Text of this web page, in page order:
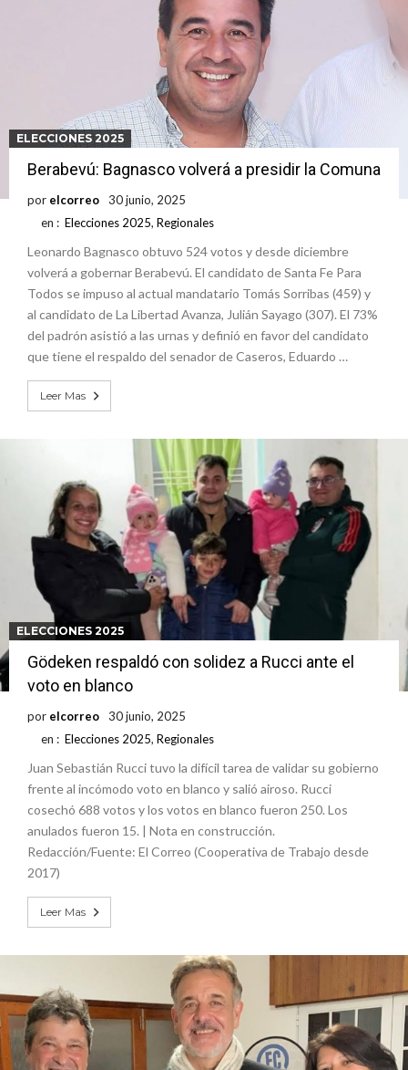
Vassalli: en potencial y con fechas diferidas, la empresa reformula
sus anuncios a los trabajadores
Firmat: avanza la investigación de dos empleadas del Juzgado de
Faltas por presuntas irregularidades
Villada: el viento provocó el desprendimiento del techo del galpón
del ferrocarril
Violento robo en la zona rural de Firmat: maniataron a una pareja de
adultos mayores
Colecta solidaria de juguetes en Firmat para el EPI y el Hospital
Vilela
ELECCIONES 2025
Berabevú: Bagnasco volverá a presidir la Comuna
por elcorreo
30 junio, 2025
en : Elecciones 2025, Regionales
Leonardo Bagnasco obtuvo 524 votos y desde diciembre
volverá a gobernar Berabevú. El candidato de Santa Fe Para
Todos se impuso al actual mandatario Tomás Sorribas (459) y
al candidato de La Libertad Avanza, Julián Sayago (307). El 73%
del padrón asistió a las urnas y definió en favor del candidato
que tiene el respaldo del senador de Caseros, Eduardo …
Leer Mas
ELECCIONES 2025
Gödeken respaldó con solidez a Rucci ante el
voto en blanco
por elcorreo
30 junio, 2025
en : Elecciones 2025, Regionales
Juan Sebastián Rucci tuvo la difícil tarea de validar su gobierno
frente al incómodo voto en blanco y salió airoso. Rucci
cosechó 688 votos y los votos en blanco fueron 250. Los
anulados fueron 15. | Nota en construcción.
Redacción/Fuente: El Correo (Cooperativa de Trabajo desde
2017)
Leer Mas